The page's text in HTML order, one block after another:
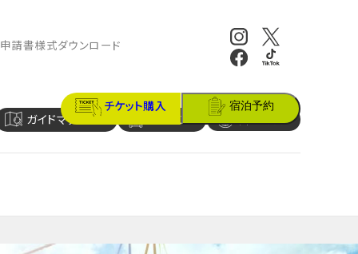
ガイドマップ アクセス
チケット購入 宿泊予約
申請書様式ダウンロード